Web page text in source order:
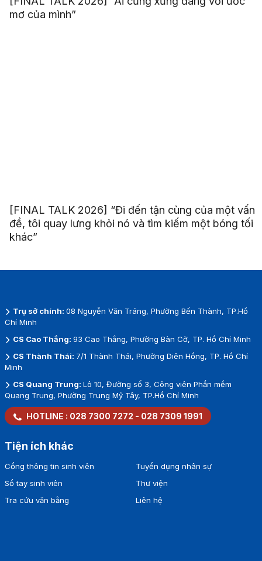
mơ của mình”
[FINAL TALK 2026] “Đi đến tận cùng của một vấn
đề, tôi quay lưng khỏi nó và tìm kiếm một bóng tối
khác”
Trụ sở chính: 08 Nguyễn Văn Tráng, Phường Bến Thành, TP.Hồ
Chí Minh
CS Cao Thắng: 93 Cao Thắng, Phường Bàn Cờ, TP. Hồ Chí Minh
CS Thành Thái: 7/1 Thành Thái, Phường Diên Hồng, TP. Hồ Chí
Minh
CS Quang Trung: Lô 10, Đường số 3, Công viên Phần mềm
Quang Trung, Phường Trung Mỹ Tây, TP.Hồ Chí Minh
HOTLINE : 028 7300 7272 - 028 7309 1991
Tiện ích khác
Cổng thông tin sinh viên
Sổ tay sinh viên
Tra cứu văn bằng
Tuyển dụng nhân sự
Thư viện
Liên hệ